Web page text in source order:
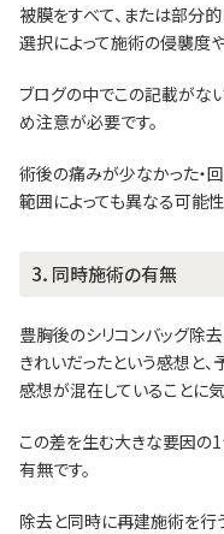
被膜をすべて、または部分
選択によって施術の侵襲度
ブログの中でこの記載がな
め注意が必要です。
術後の痛みが少なかった・
範囲によっても異なる可能性
3．同時施術の有無
豊胸後のシリコンバッグ除
きれいだったという感想と
感想が混在していることに気
この差を生む大きな要因の
有無です。
除去と同時に再建施術を行